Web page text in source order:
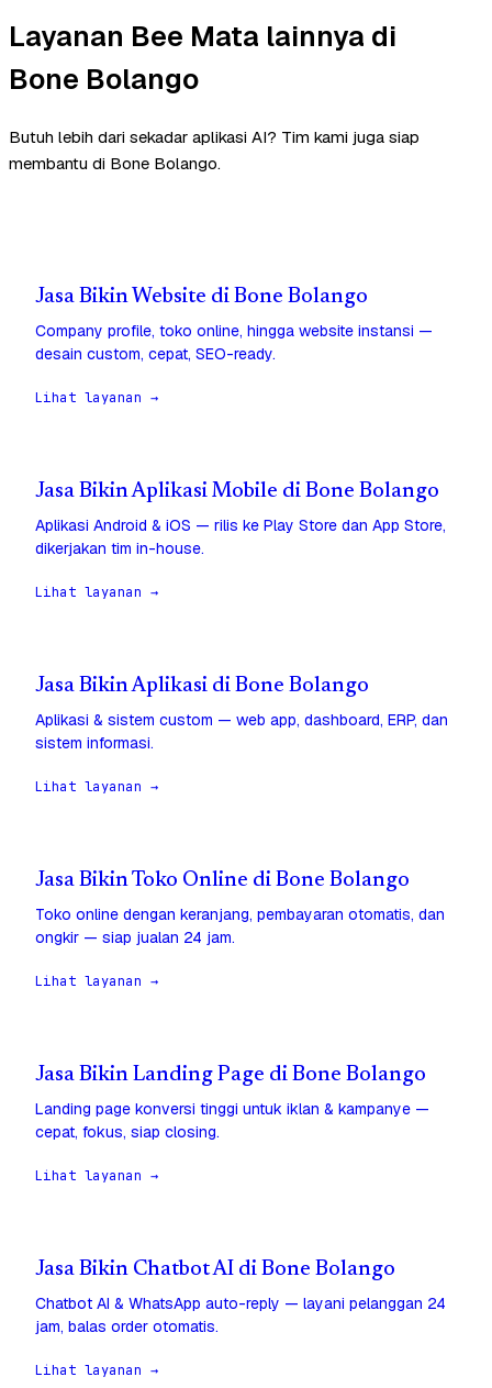
Layanan Bee Mata lainnya di
Bone Bolango
Butuh lebih dari sekadar aplikasi AI? Tim kami juga siap
membantu di Bone Bolango.
Jasa Bikin Website di Bone Bolango
Company profile, toko online, hingga website instansi —
desain custom, cepat, SEO-ready.
Lihat layanan →
Jasa Bikin Aplikasi Mobile di Bone Bolango
Aplikasi Android & iOS — rilis ke Play Store dan App Store,
dikerjakan tim in-house.
Lihat layanan →
Jasa Bikin Aplikasi di Bone Bolango
Aplikasi & sistem custom — web app, dashboard, ERP, dan
sistem informasi.
Lihat layanan →
Jasa Bikin Toko Online di Bone Bolango
Toko online dengan keranjang, pembayaran otomatis, dan
ongkir — siap jualan 24 jam.
Lihat layanan →
Jasa Bikin Landing Page di Bone Bolango
Landing page konversi tinggi untuk iklan & kampanye —
cepat, fokus, siap closing.
Lihat layanan →
Jasa Bikin Chatbot AI di Bone Bolango
Chatbot AI & WhatsApp auto-reply — layani pelanggan 24
jam, balas order otomatis.
Lihat layanan →